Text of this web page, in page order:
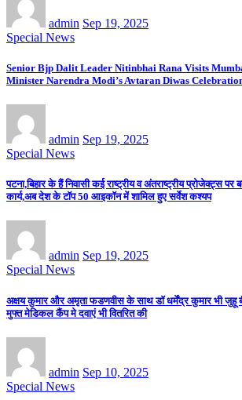
admin Sep 19, 2025
Special News
Senior Bjp Dalit Leader Nitinbhai Rana Visits
Minister Narendra Modi’s Avtaran Diwas
admin Sep 19, 2025
Special News
पटना,बिहार के हैं निवासी कई राष्ट्रीय व अंतराष्ट्रीय प्रोजेक्ट्स पर
कार्य,अब देश के टॉप 50 आइकॉन में शामिल हुए सर्वेश कश्यप
admin Sep 19, 2025
Special News
अक्षय कुमार और अमृता फडणवीस के साथ डॉ धर्मेंद्र कुमार भी जुहू
मुफ्त मेडिकल कैंप मे दवाएं भी वितरित की
admin Sep 10, 2025
Special News